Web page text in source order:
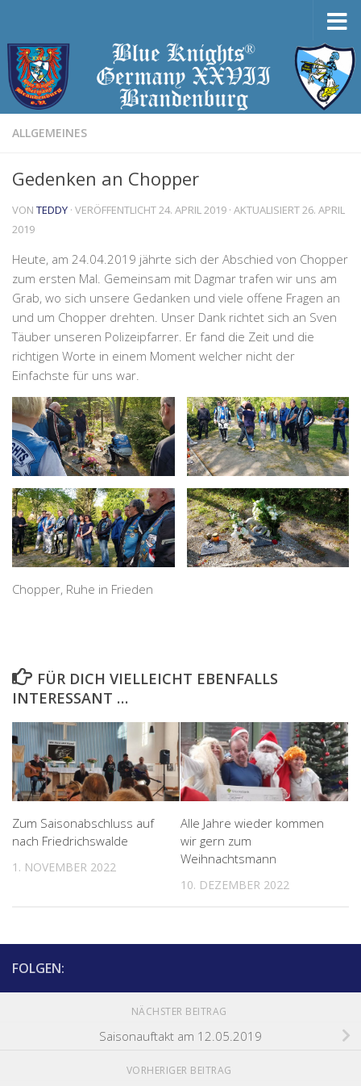
ALLGEMEINES
Gedenken an Chopper
VON TEDDY · VERÖFFENTLICHT24. APRIL 2019 · AKTUALISIERT26. APRIL
2019
Heute, am 24.04.2019 jährte sich der Abschied von Chopper
zum ersten Mal. Gemeinsam mit Dagmar trafen wir uns am
Grab, wo sich unsere Gedanken und viele offene Fragen an
und um Chopper drehten. Unser Dank richtet sich an Sven
Täuber unseren Polizeipfarrer. Er fand die Zeit und die
richtigen Worte in einem Moment welcher nicht der
Einfachste für uns war.
Chopper, Ruhe in Frieden
FÜR DICH VIELLEICHT EBENFALLS
INTERESSANT …
Zum Saisonabschluss auf
nach Friedrichswalde
1. NOVEMBER 2022
Alle Jahre wieder kommen
wir gern zum
Weihnachtsmann
10. DEZEMBER 2022
FOLGEN:
NÄCHSTER BEITRAG
Saisonauftakt am 12.05.2019
VORHERIGER BEITRAG